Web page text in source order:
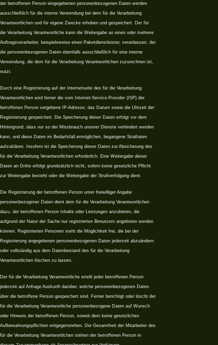
der betroffenen Person eingegebenen personenbezogenen Daten werden
ausschließlich für die interne Verwendung bei dem für die Verarbeitung
Verantwortlichen und für eigene Zwecke erhoben und gespeichert. Der für
die Verarbeitung Verantwortliche kann die Weitergabe an einen oder mehrere
Auftragsverarbeiter, beispielsweise einen Paketdienstleister, veranlassen, der
die personenbezogenen Daten ebenfalls ausschließlich für eine interne
Verwendung, die dem für die Verarbeitung Verantwortlichen zuzurechnen ist,
nutzt.
Durch eine Registrierung auf der Internetseite des für die Verarbeitung
Verantwortlichen wird ferner die vom Internet-Service-Provider (ISP) der
betroffenen Person vergebene IP-Adresse, das Datum sowie die Uhrzeit der
Registrierung gespeichert. Die Speicherung dieser Daten erfolgt vor dem
Hintergrund, dass nur so der Missbrauch unserer Dienste verhindert werden
kann, und diese Daten im Bedarfsfall ermöglichen, begangene Straftaten
aufzuklären. Insofern ist die Speicherung dieser Daten zur Absicherung des
für die Verarbeitung Verantwortlichen erforderlich. Eine Weitergabe dieser
Daten an Dritte erfolgt grundsätzlich nicht, sofern keine gesetzliche Pflicht
zur Weitergabe besteht oder die Weitergabe der Strafverfolgung dient.
Die Registrierung der betroffenen Person unter freiwilliger Angabe
personenbezogener Daten dient dem für die Verarbeitung Verantwortlichen
dazu, der betroffenen Person Inhalte oder Leistungen anzubieten, die
aufgrund der Natur der Sache nur registrierten Benutzern angeboten werden
können. Registrierten Personen steht die Möglichkeit frei, die bei der
Registrierung angegebenen personenbezogenen Daten jederzeit abzuändern
oder vollständig aus dem Datenbestand des für die Verarbeitung
Verantwortlichen löschen zu lassen.
Der für die Verarbeitung Verantwortliche erteilt jeder betroffenen Person
jederzeit auf Anfrage Auskunft darüber, welche personenbezogenen Daten
über die betroffene Person gespeichert sind. Ferner berichtigt oder löscht der
für die Verarbeitung Verantwortliche personenbezogene Daten auf Wunsch
oder Hinweis der betroffenen Person, soweit dem keine gesetzlichen
Aufbewahrungspflichten entgegenstehen. Die Gesamtheit der Mitarbeiter des
für die Verarbeitung Verantwortlichen stehen der betroffenen Person in